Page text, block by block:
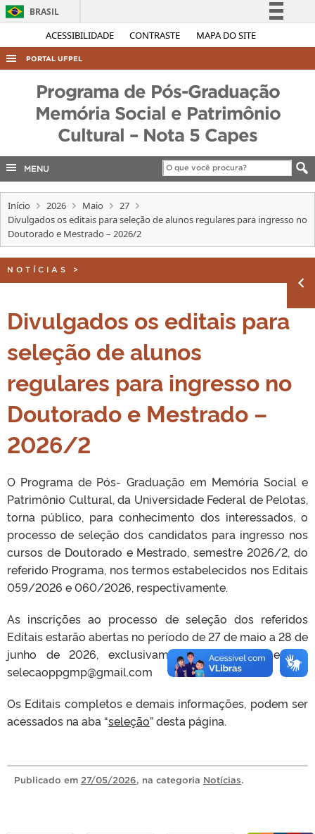
ACESSIBILIDADE CONTRASTE MAPA DO SITE
BRASIL
Simplifique!
Acesso à informação
Legislação
Canais
PORTAL UFPEL
AUDITORIA
COBALTO
INTERNACIONAL
OUVIDORIA
TELEFONES
Programa de Pós-Graduação
Memória Social e Patrimônio
Cultural – Nota 5 Capes
MENU
Início 2026 Maio
27
Divulgados os editais para seleção de alunos regulares para ingresso no
Doutorado e Mestrado – 2026/2
NOTÍCIAS >
Divulgados os editais para
seleção de alunos
regulares para ingresso no
Doutorado e Mestrado –
2026/2
O Programa de Pós- Graduação em Memória Social e
Patrimônio Cultural, da Universidade Federal de Pelotas,
torna público, para conhecimento dos interessados, o
processo de seleção dos candidatos para ingresso nos
cursos de Doutorado e Mestrado, semestre 2026/2, do
referido Programa, nos termos estabelecidos nos Editais
059/2026 e 060/2026, respectivamente.
As inscrições ao processo de seleção dos referidos
Editais estarão abertas no período de 27 de maio a 28 de
junho de 2026, exclusivamente através do e-mail
selecaoppgmp@gmail.com
Os Editais completos e demais informações, podem ser
acessados na aba “seleção” desta página.
Publicado em 27/05/2026, na categoria Notícias.